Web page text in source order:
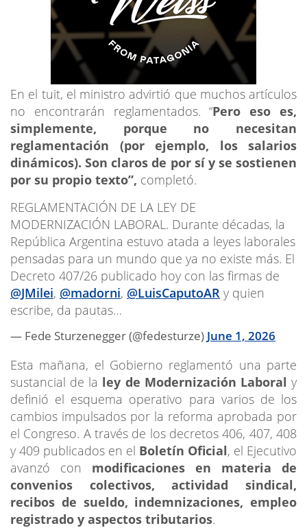
En el tuit, el ministro advirtió que muchos artículos
no encontrarán reglamentados. “Pero eso es,
simplemente, porque no necesitan
reglamentación (por ejemplo, los salarios
dinámicos). Son claros de por sí y se sostienen
por su propio texto”, completó.
REGLAMENTACIÓN DE LA LEY DE
MODERNIZACIÓN LABORAL. Durante décadas, la
República Argentina estuvo atada a leyes laborales
pensadas para un mundo que ya no existe más. El
Decreto 407/26 publicado hoy con las firmas de
@JMilei, @madorni, @LuisCaputoAR y quien
escribe, da pautas…
— Fede Sturzenegger (@fedesturze) June 1, 2026
Esta mañana, el Gobierno reglamentó una parte
sustancial de la ley de Modernización Laboral y
definió el esquema operativo para varios de los
cambios impulsados por la reforma aprobada por
el Congreso. A través de los decretos 406, 407, 408
y 409 publicados en el Boletín Oficial, el Ejecutivo
avanzó con modificaciones en materia de
convenios colectivos, actividad sindical,
recibos de sueldo, indemnizaciones, empleo
registrado y aspectos tributarios.